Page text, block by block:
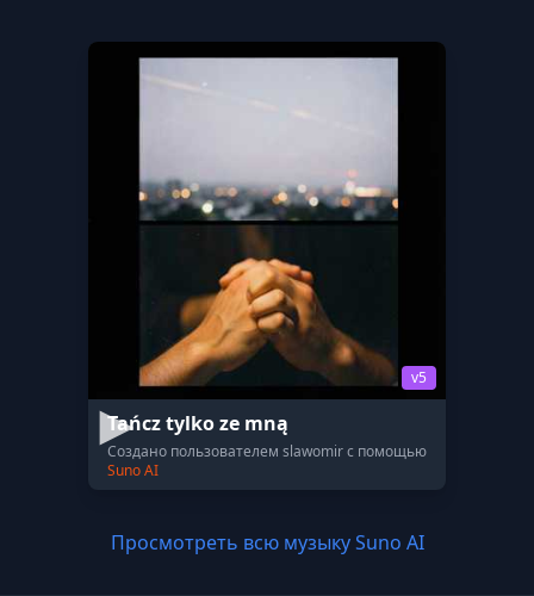
v5
Tańcz tylko ze mną
Создано пользователем slawomir с помощью
Suno AI
Просмотреть всю музыку Suno AI